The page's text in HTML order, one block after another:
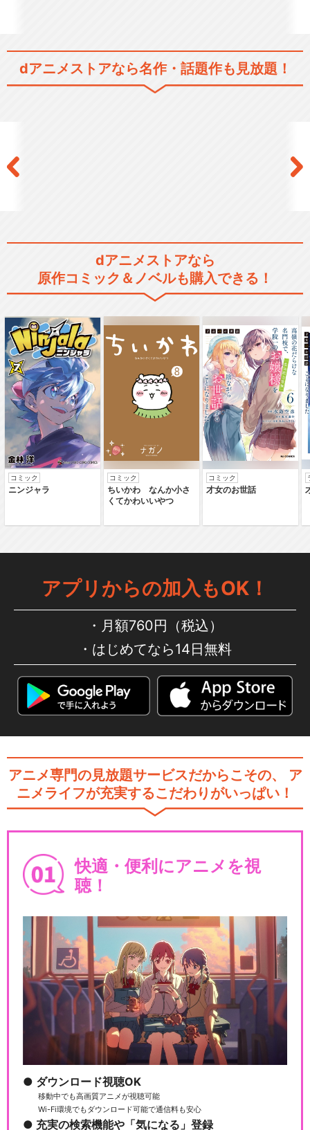
文豪ストレイドッグス わん！
２
舞台「文豪ストレイドッグ
舞台「文豪ストレイドッグ
ス 黒の時代」千穐楽公演
舞台「文豪ストレイドッグス
三社鼎立」千穐楽公演
序 」探偵社設立秘話
舞台「文豪ストレイドッグス
序 」太宰治の入社…
舞台「文豪ストレイドッグス
STORM BRI…
共喰い」
閉じる
dアニメストアなら名作・話題作も見放題！
dアニメストアなら
原作コミック＆ノベルも購入できる！
コミック
ニンジャラ
コミック
ちいかわ なんか小さ
くてかわいいやつ
コミック
才女のお世話
アプリからの加入もOK！
月額760円（税込）
はじめてなら14日無料
アニメ専門の見放題サービスだからこその、
ア
ニメライフが充実するこだわりがいっぱい！
快適・便利にアニメを視
聴！
ダウンロード視聴OK
移動中でも高画質アニメが視聴可能
Wi-Fi環境でもダウンロード可能で通信料も安心
充実の検索機能や「気になる」登録